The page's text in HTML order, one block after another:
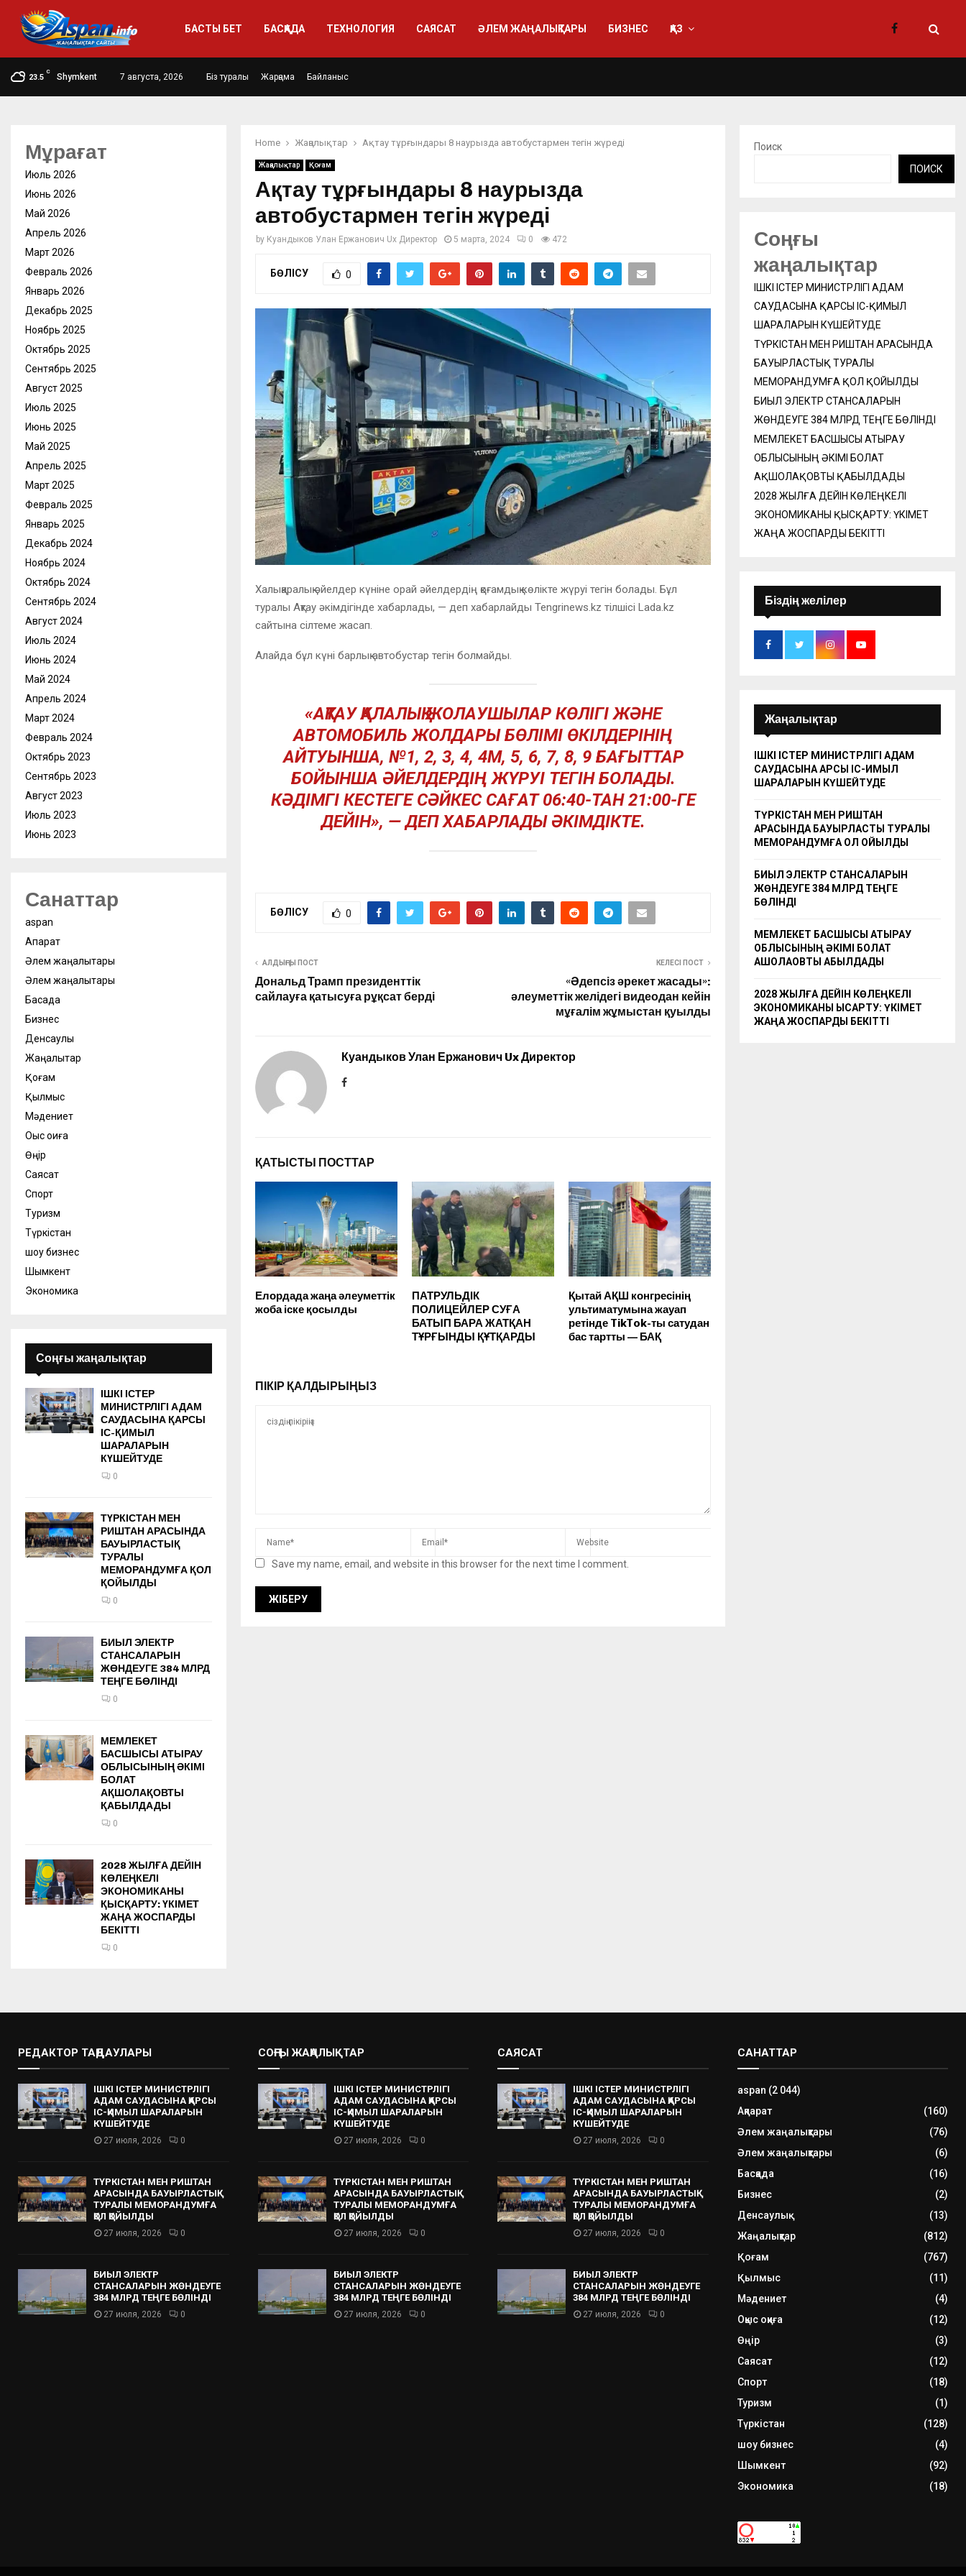
БАСТЫ БЕТ БАСҚАДА ТЕХНОЛОГИЯ САЯСАТ ӘЛЕМ ЖАҢАЛЫҚТАРЫ БИЗНЕС ҚАЗ
23.5
C
Shymkent 7 августа, 2026 Біз туралы Жарңама Байланыс
Home Жаңалықтар Ақтау тұрғындары 8 наурызда автобустармен тегін жүреді
Жаңалықтар Қоғам
Ақтау тұрғындары 8 наурызда
автобустармен тегін жүреді
by Куандыков Улан Ержанович Ux Директор 5 марта, 2024 0 472
БӨЛІСУ 0
Халықаралық әйелдер күніне орай әйелдердің қоғамдық көлікте жүруі тегін болады. Бұл
туралы Ақтау әкімдігінде хабарлады, — деп хабарлайды Tengrinews.kz тілшісі Lada.kz
сайтына сілтеме жасап.
Алайда бұл күні барлық автобустар тегін болмайды.
«АҚТАУ ҚАЛАЛЫҚ ЖОЛАУШЫЛАР КӨЛІГІ ЖӘНЕ
АВТОМОБИЛЬ ЖОЛДАРЫ БӨЛІМІ ӨКІЛДЕРІНІҢ
АЙТУЫНША, №1, 2, 3, 4, 4М, 5, 6, 7, 8, 9 БАҒЫТТАР
БОЙЫНША ӘЙЕЛДЕРДІҢ ЖҮРУІ ТЕГІН БОЛАДЫ.
КӘДІМГІ КЕСТЕГЕ СӘЙКЕС САҒАТ 06:40-ТАН 21:00-ГЕ
ДЕЙІН», — ДЕП ХАБАРЛАДЫ ӘКІМДІКТЕ.
БӨЛІСУ 0
АЛДЫҢҒЫ ПОСТ
Дональд Трамп президенттік
сайлауға қатысуға рұқсат берді
КЕЛЕСІ ПОСТ
«Әдепсіз әрекет жасады»:
әлеуметтік желідегі видеодан кейін
мұғалім жұмыстан қуылды
Куандыков Улан Ержанович Ux Директор
ҚАТЫСТЫ ПОСТТАР
Елордада жаңа әлеуметтік
жоба іске қосылды
ПАТРУЛЬДІК
ПОЛИЦЕЙЛЕР СУҒА
БАТЫП БАРА ЖАТҚАН
ТҰРҒЫНДЫ ҚҰТҚАРДЫ
Қытай АҚШ конгресінің
ультиматумына жауап
ретінде TikTok-ты сатудан
бас тартты — БАҚ
ПІКІР ҚАЛДЫРЫҢЫЗ
Save my name, email, and website in this browser for the next time I comment.
Мұрағат
Июль 2026
Июнь 2026
Май 2026
Апрель 2026
Март 2026
Февраль 2026
Январь 2026
Декабрь 2025
Ноябрь 2025
Октябрь 2025
Сентябрь 2025
Август 2025
Июль 2025
Июнь 2025
Май 2025
Апрель 2025
Март 2025
Февраль 2025
Январь 2025
Декабрь 2024
Ноябрь 2024
Октябрь 2024
Сентябрь 2024
Август 2024
Июль 2024
Июнь 2024
Май 2024
Апрель 2024
Март 2024
Февраль 2024
Октябрь 2023
Сентябрь 2023
Август 2023
Июль 2023
Июнь 2023
Санаттар
aspan
Ақпарат
Әлем жаңалықтары
Әлем жаңалықтары
Басқада
Бизнес
Денсаулық
Жаңалықтар
Қоғам
Қылмыс
Мәдениет
Оқыс оқиға
Өңір
Саясат
Спорт
Туризм
Түркістан
шоу бизнес
Шымкент
Экономика
Соңғы жаңалықтар
ІШКІ ІСТЕР
МИНИСТРЛІГІ АДАМ
САУДАСЫНА ҚАРСЫ
ІС-ҚИМЫЛ
ШАРАЛАРЫН
КҮШЕЙТУДЕ
0
ТҮРКІСТАН МЕН
РИШТАН АРАСЫНДА
БАУЫРЛАСТЫҚ
ТУРАЛЫ
МЕМОРАНДУМҒА ҚОЛ
ҚОЙЫЛДЫ
0
БИЫЛ ЭЛЕКТР
СТАНСАЛАРЫН
ЖӨНДЕУГЕ 384 МЛРД
ТЕҢГЕ БӨЛІНДІ
0
МЕМЛЕКЕТ
БАСШЫСЫ АТЫРАУ
ОБЛЫСЫНЫҢ ӘКІМІ
БОЛАТ
АҚШОЛАҚОВТЫ
ҚАБЫЛДАДЫ
0
2028 ЖЫЛҒА ДЕЙІН
КӨЛЕҢКЕЛІ
ЭКОНОМИКАНЫ
ҚЫСҚАРТУ: ҮКІМЕТ
ЖАҢА ЖОСПАРДЫ
БЕКІТТІ
0
Поиск
ПОИСК
Соңғы
жаңалықтар
ІШКІ ІСТЕР МИНИСТРЛІГІ АДАМ
САУДАСЫНА ҚАРСЫ ІС-ҚИМЫЛ
ШАРАЛАРЫН КҮШЕЙТУДЕ
ТҮРКІСТАН МЕН РИШТАН АРАСЫНДА
БАУЫРЛАСТЫҚ ТУРАЛЫ
МЕМОРАНДУМҒА ҚОЛ ҚОЙЫЛДЫ
БИЫЛ ЭЛЕКТР СТАНСАЛАРЫН
ЖӨНДЕУГЕ 384 МЛРД ТЕҢГЕ БӨЛІНДІ
МЕМЛЕКЕТ БАСШЫСЫ АТЫРАУ
ОБЛЫСЫНЫҢ ӘКІМІ БОЛАТ
АҚШОЛАҚОВТЫ ҚАБЫЛДАДЫ
2028 ЖЫЛҒА ДЕЙІН КӨЛЕҢКЕЛІ
ЭКОНОМИКАНЫ ҚЫСҚАРТУ: ҮКІМЕТ
ЖАҢА ЖОСПАРДЫ БЕКІТТІ
Біздің желілер
Жаңалықтар
ІШКІ ІСТЕР МИНИСТРЛІГІ АДАМ
САУДАСЫНА ҚАРСЫ ІС-ҚИМЫЛ
ШАРАЛАРЫН КҮШЕЙТУДЕ
ТҮРКІСТАН МЕН РИШТАН
АРАСЫНДА БАУЫРЛАСТЫҚ ТУРАЛЫ
МЕМОРАНДУМҒА ҚОЛ ҚОЙЫЛДЫ
БИЫЛ ЭЛЕКТР СТАНСАЛАРЫН
ЖӨНДЕУГЕ 384 МЛРД ТЕҢГЕ
БӨЛІНДІ
МЕМЛЕКЕТ БАСШЫСЫ АТЫРАУ
ОБЛЫСЫНЫҢ ӘКІМІ БОЛАТ
АҚШОЛАҚОВТЫ ҚАБЫЛДАДЫ
2028 ЖЫЛҒА ДЕЙІН КӨЛЕҢКЕЛІ
ЭКОНОМИКАНЫ ҚЫСҚАРТУ: ҮКІМЕТ
ЖАҢА ЖОСПАРДЫ БЕКІТТІ
РЕДАКТОР ТАҢДАУЛАРЫ
ІШКІ ІСТЕР МИНИСТРЛІГІ
АДАМ САУДАСЫНА ҚАРСЫ
ІС-ҚИМЫЛ ШАРАЛАРЫН
КҮШЕЙТУДЕ
27 июля, 2026 0
ТҮРКІСТАН МЕН РИШТАН
АРАСЫНДА БАУЫРЛАСТЫҚ
ТУРАЛЫ МЕМОРАНДУМҒА
ҚОЛ ҚОЙЫЛДЫ
27 июля, 2026 0
БИЫЛ ЭЛЕКТР
СТАНСАЛАРЫН ЖӨНДЕУГЕ
384 МЛРД ТЕҢГЕ БӨЛІНДІ
27 июля, 2026 0
СОҢҒЫ ЖАҢАЛЫҚТАР
ІШКІ ІСТЕР МИНИСТРЛІГІ
АДАМ САУДАСЫНА ҚАРСЫ
ІС-ҚИМЫЛ ШАРАЛАРЫН
КҮШЕЙТУДЕ
27 июля, 2026 0
ТҮРКІСТАН МЕН РИШТАН
АРАСЫНДА БАУЫРЛАСТЫҚ
ТУРАЛЫ МЕМОРАНДУМҒА
ҚОЛ ҚОЙЫЛДЫ
27 июля, 2026 0
БИЫЛ ЭЛЕКТР
СТАНСАЛАРЫН ЖӨНДЕУГЕ
384 МЛРД ТЕҢГЕ БӨЛІНДІ
27 июля, 2026 0
САЯСАТ
ІШКІ ІСТЕР МИНИСТРЛІГІ
АДАМ САУДАСЫНА ҚАРСЫ
ІС-ҚИМЫЛ ШАРАЛАРЫН
КҮШЕЙТУДЕ
27 июля, 2026 0
ТҮРКІСТАН МЕН РИШТАН
АРАСЫНДА БАУЫРЛАСТЫҚ
ТУРАЛЫ МЕМОРАНДУМҒА
ҚОЛ ҚОЙЫЛДЫ
27 июля, 2026 0
БИЫЛ ЭЛЕКТР
СТАНСАЛАРЫН ЖӨНДЕУГЕ
384 МЛРД ТЕҢГЕ БӨЛІНДІ
27 июля, 2026 0
САНАТТАР
aspan (2 044)
Ақпарат
(160)
Әлем жаңалықтары
(76)
Әлем жаңалықтары
(6)
Басқада
(16)
Бизнес
(2)
Денсаулық
(13)
Жаңалықтар
(812)
Қоғам
(767)
Қылмыс
(11)
Мәдениет
(4)
Оқыс оқиға
(12)
Өңір
(3)
Саясат
(12)
Спорт
(18)
Туризм
(1)
Түркістан
(128)
шоу бизнес
(4)
Шымкент
(92)
Экономика
(18)